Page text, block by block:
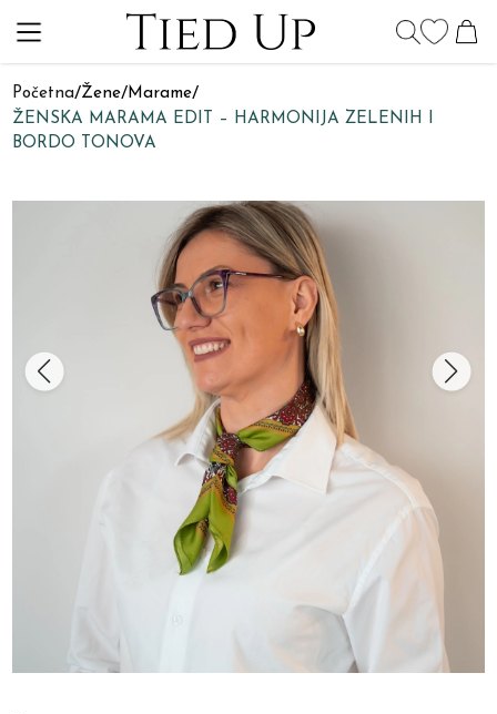
Početna/Žene/Marame/
ŽENSKA MARAMA EDIT – HARMONIJA ZELENIH I
BORDO TONOVA